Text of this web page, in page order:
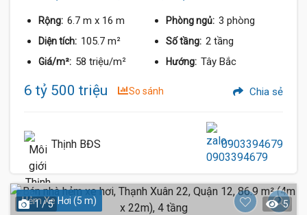
Rộng: 6.7 m x 16 m Phòng ngủ: 3 phòng
Diện tích: 105.7 m² Số tầng: 2 tầng
Giá/m²: 58 triệu/m² Hướng: Tây Bắc
6 tỷ 500 triệu So sánh Chia sẻ
Thịnh BĐS 0903394679
Hẻm Xe Hơi (5 m)
1 / 5 5